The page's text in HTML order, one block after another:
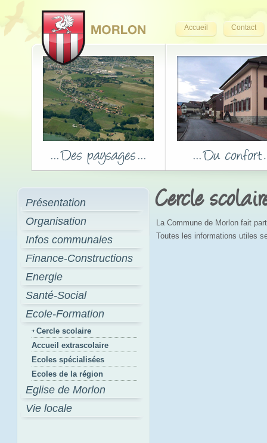
Accueil Contact
Présentation
Organisation
Infos communales
Finance-Constructions
Energie
Santé-Social
Ecole-Formation
Cercle scolaire
Accueil extrascolaire
Ecoles spécialisées
Ecoles de la région
Eglise de Morlon
Vie locale
Cercle
La Commune de Morlon fait
Toutes les informations utiles